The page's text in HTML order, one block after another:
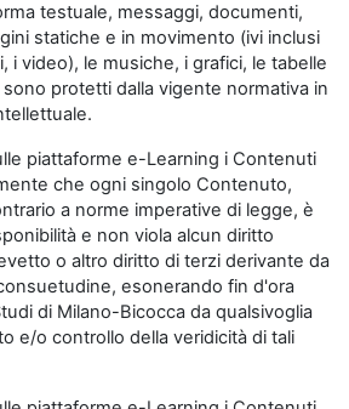
testuale, messaggi, documenti,
statiche e in movimento (ivi inclusi
i video), le musiche, i grafici, le tabelle
protetti dalla vigente normativa in
piattaforme e-Learning i Contenuti
che ogni singolo Contenuto,
a norme imperative di legge, è
e non viola alcun diritto
o altro diritto di terzi derivante da
esonerando fin d'ora
di Milano-Bicocca da qualsivoglia
e/o controllo della veridicità di tali